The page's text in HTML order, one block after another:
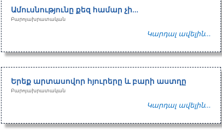
Ամուսնությունը քեզ համար չի…
Բարոյախրատական
Կարդալ ավելին...
Երեք արտասովոր հյուրերը և բարի աստղը
Բարոյախրատական
Կարդալ ավելին...